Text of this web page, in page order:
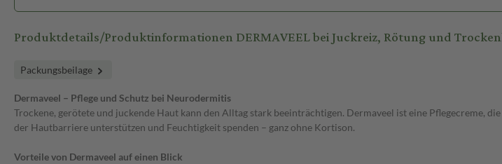
Produktdetails/Produktinformationen DERMAVEEL bei Juckreiz, Rötung und
Packungsbeilage
Dermaveel – Pflege und Schutz bei Neurodermitis
Trockene, gerötete und juckende Haut kann den Alltag stark beeinträchtigen. Dermaveel ist eine Pflegecreme,
der Hautbarriere unterstützen und Feuchtigkeit spenden – ganz ohne Kortison.
Vorteile von Dermaveel auf einen Blick